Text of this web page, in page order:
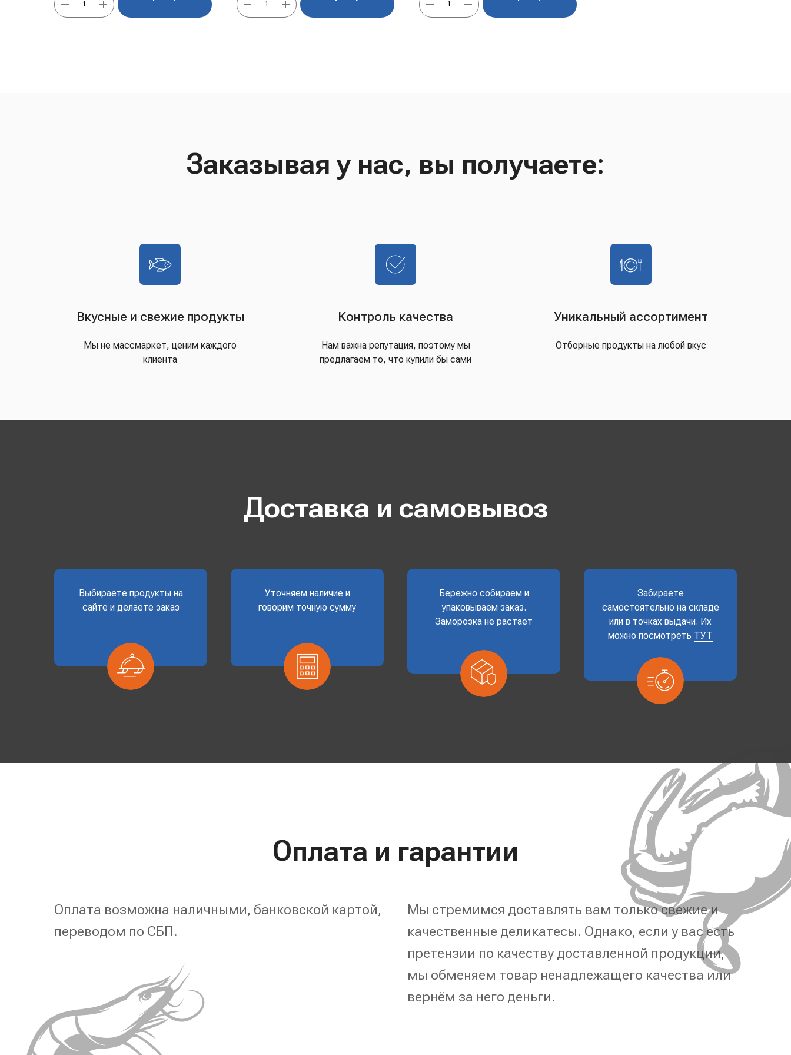
Заказывая у нас, вы получаете:
Вкусные и свежие продукты
Мы не массмаркет, ценим каждого
клиента
Контроль качества
Нам важна репутация, поэтому мы
предлагаем то, что купили бы сами
Уникальный ассортимент
Отборные продукты на любой вкус
Доставка и самовывоз
Выбираете продукты на
сайте и делаете заказ
Уточняем наличие и
говорим точную сумму
Бережно собираем и
упаковываем заказ.
Заморозка не растает
Забираете
самостоятельно на складе
или в точках выдачи. Их
можно посмотреть ТУТ
Оплата и гарантии
Оплата возможна наличными, банковской картой,
переводом по СБП.
Мы стремимся доставлять вам только свежие и
качественные деликатесы. Однако, если у вас есть
претензии по качеству доставленной продукции,
мы обменяем товар ненадлежащего качества или
вернём за него деньги.